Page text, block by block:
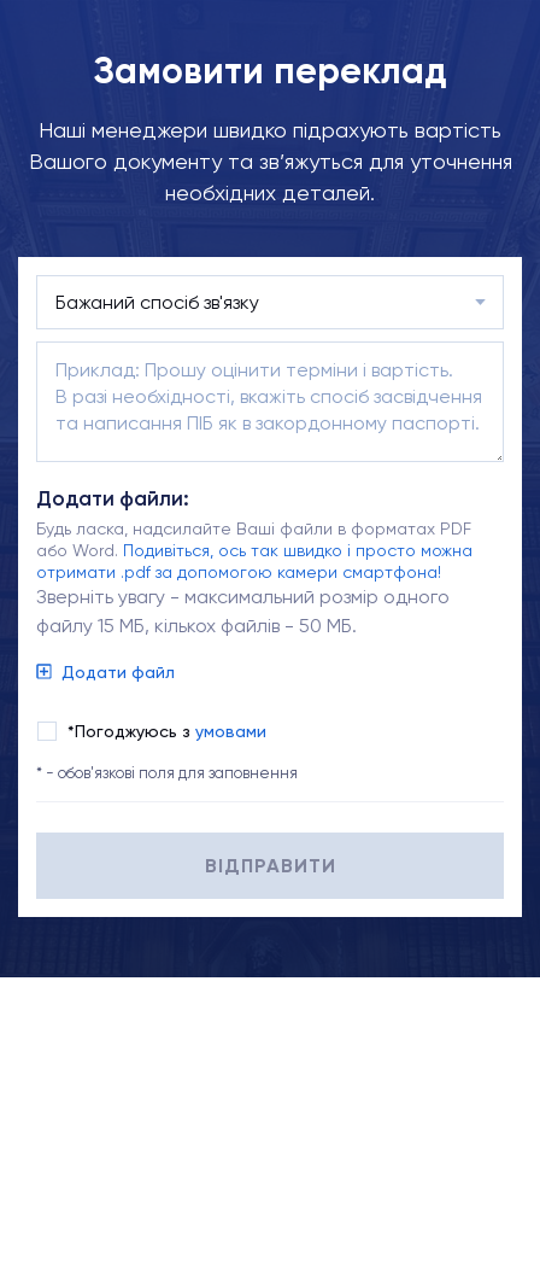
Замовити переклад
Наші менеджери швидко підрахують вартість
Вашого документу та зв’яжуться для уточнення
необхідних деталей.
Додати файли:
Будь ласка, надсилайте Ваші файли в форматах PDF
або Word. Подивіться, ось так швидко і просто можна
отримати .pdf за допомогою камери смартфона!
Зверніть увагу - максимальний розмір одного
файлу 15 МБ, кількох файлів - 50 МБ.
Додати файл
*Погоджуюсь з умовами
* - обов'язкові поля для заповнення
ВІДПРАВИТИ